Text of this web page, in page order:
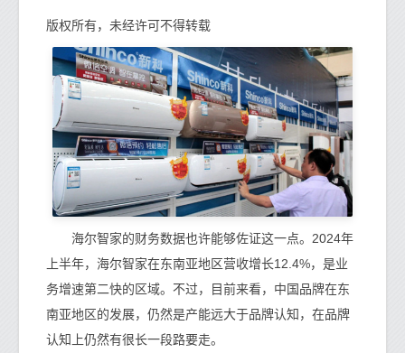
版权所有，未经许可不得转载
海尔智家的财务数据也许能够佐证这一点。2024年
上半年，海尔智家在东南亚地区营收增长12.4%，是业
务增速第二快的区域。不过，目前来看，中国品牌在东
南亚地区的发展，仍然是产能远大于品牌认知，在品牌
认知上仍然有很长一段路要走。